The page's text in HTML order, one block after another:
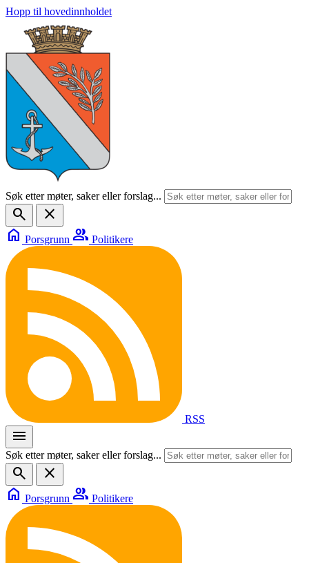
Hopp til hovedinnholdet
Søk etter møter, saker eller forslag...
search
close
home Porsgrunn group Politikere
RSS
menu
Søk etter møter, saker eller forslag...
search
close
home Porsgrunn group Politikere